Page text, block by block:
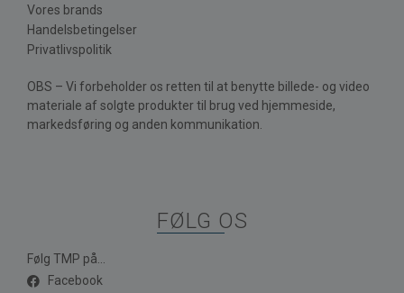
Vores brands
Handelsbetingelser
Privatlivspolitik
OBS – Vi forbeholder os retten til at benytte billede- og video
materiale af solgte produkter til brug ved hjemmeside,
markedsføring og anden kommunikation.
FØLG OS
Følg TMP på...
Facebook